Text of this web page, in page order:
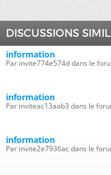
DISCUSSIONS
information
Par invite774e574d dans le
information
Par inviteac13aab3 dans le
information
Par invite2e7936ac dans le